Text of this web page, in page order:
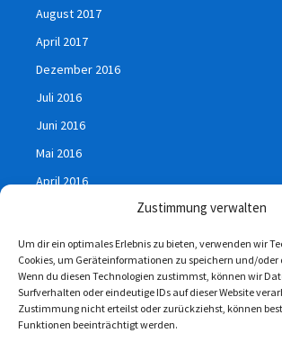
Zustimmung verwalten
Um dir ein optimales Erlebnis zu bieten, verwenden wir
Cookies, um Geräteinformationen zu speichern und/
Wenn du diesen Technologien zustimmst, können wir
Surfverhalten oder eindeutige IDs auf dieser Website
Zustimmung nicht erteilst oder zurückziehst, können
Funktionen beeinträchtigt werden.
August 2017
April 2017
Dezember 2016
Juli 2016
Juni 2016
Mai 2016
April 2016
Januar 2016
Juli 2015